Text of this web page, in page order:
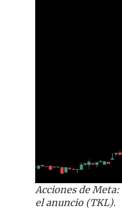
Acciones de
el anuncio (TKL).